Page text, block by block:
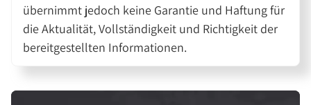
übernimmt jedoch keine Garantie und Haftung für
die Aktualität, Vollständigkeit und Richtigkeit der
bereitgestellten Informationen.